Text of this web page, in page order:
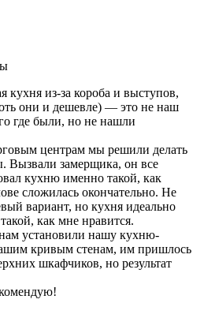
кухня из-за короба и выступов,
они и дешевле) — это не наш
где были, но не нашли
центрам мы решили делать
Вызвали замерщика, он все
кухню именно такой, как
сложилась окончательно. Не
вариант, но кухня идеально
как мне нравится.
установили нашу кухню-
кривым стенам, им пришлось
шкафчиков, но результат